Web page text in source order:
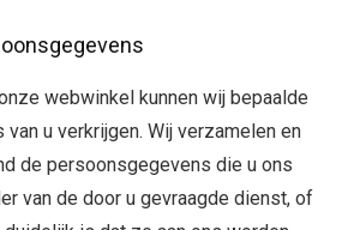
webwinkel kunnen wij bepaalde
u verkrijgen. Wij verzamelen en
de persoonsgegevens die u ons
van de door u gevraagde dienst, of